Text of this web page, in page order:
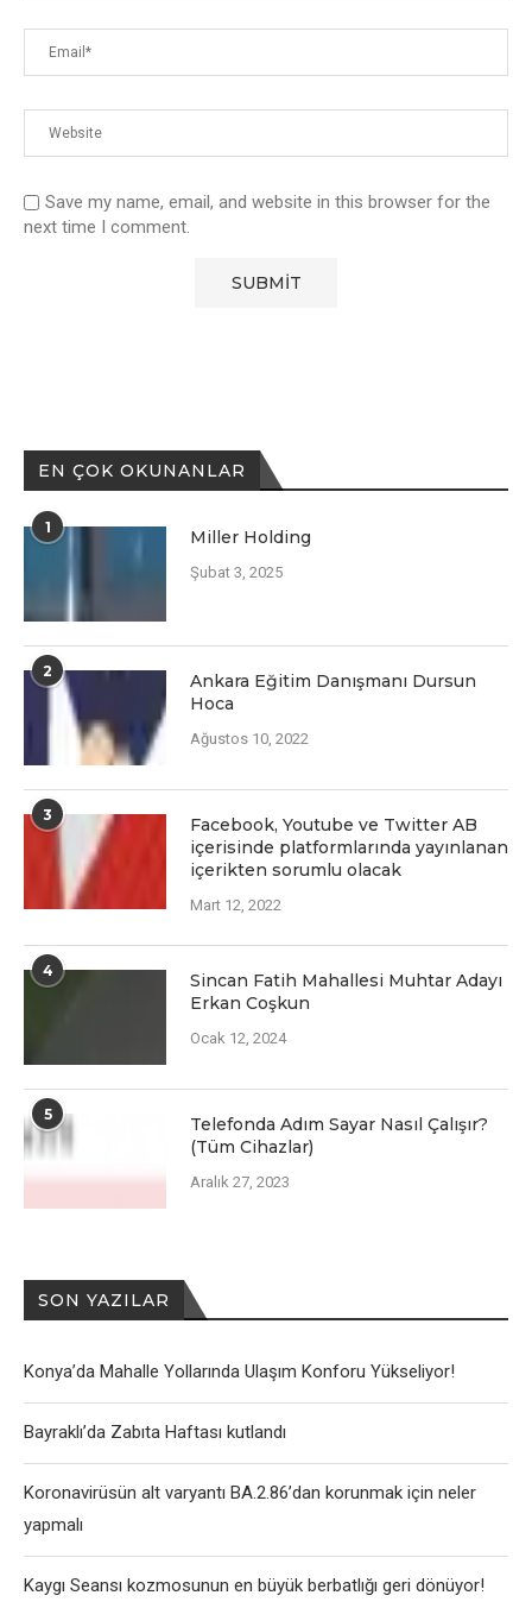
Save my name, email, and website in this browser for the
next time I comment.
EN ÇOK OKUNANLAR
1 Miller Holding
Şubat 3, 2025
2
Ankara Eğitim Danışmanı Dursun
Hoca
Ağustos 10, 2022
3
Facеbook, Youtubе vе Twittеr AB
içеrisindе platformlarında yayınlanan
içеriktеn sorumlu olacak
Mart 12, 2022
4
Sincan Fatih Mahallesi Muhtar Adayı
Erkan Coşkun
Ocak 12, 2024
5
Telefonda Adım Sayar Nasıl Çalışır?
(Tüm Cihazlar)
Aralık 27, 2023
SON YAZILAR
Konya’da Mahalle Yollarında Ulaşım Konforu Yükseliyor!
Bayraklı’da Zabıta Haftası kutlandı
Koronavirüsün alt varyantı BA.2.86’dan korunmak için neler
yapmalı
Kaygı Seansı kozmosunun en büyük berbatlığı geri dönüyor!